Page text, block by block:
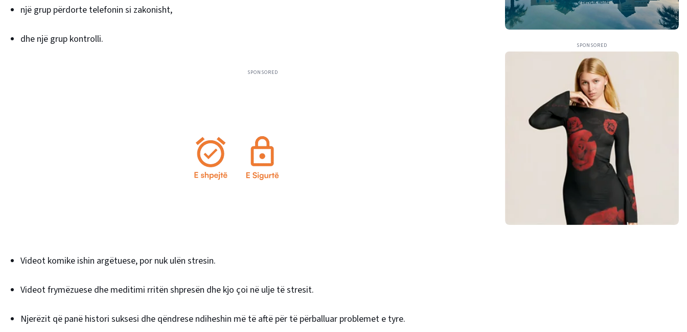
një grup përdorte telefonin si zakonisht,
dhe një grup kontrolli.
SPONSORED
Videot komike ishin argëtuese, por nuk ulën stresin.
Videot frymëzuese dhe meditimi rritën shpresën dhe kjo çoi në ulje të stresit.
Njerëzit që panë histori suksesi dhe qëndrese ndiheshin më të aftë për të përballuar problemet e tyre.
SPONSORED